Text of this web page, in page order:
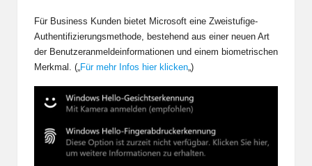
Für Business Kunden bietet Microsoft eine Zweistufige-
Authentifizierungsmethode, bestehend aus einer neuen Art
der Benutzeranmeldeinformationen und einem biometrischen
Merkmal. („ Für mehr Infos hier klicken „)